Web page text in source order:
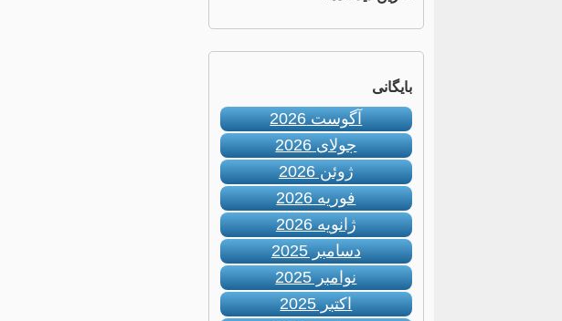
بایگانی
آگوست 2026
جولای 2026
ژوئن 2026
فوریه 2026
ژانویه 2026
دسامبر 2025
نوامبر 2025
اکتبر 2025